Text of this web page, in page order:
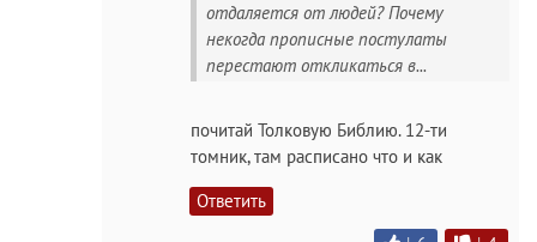
отдаляется от людей? Почему
некогда прописные постулаты
перестают откликаться в...
почитай Толковую Библию. 12-ти
томник, там расписано что и как
Ответить